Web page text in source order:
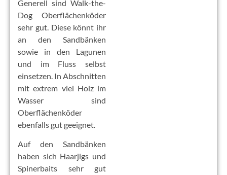
Generell sind Walk-the-
Dog Oberflächenköder
sehr gut. Diese könnt ihr
an den Sandbänken
sowie in den Lagunen
und im Fluss selbst
einsetzen. In Abschnitten
mit extrem viel Holz im
Wasser sind
Oberflächenköder
ebenfalls gut geeignet.
Auf den Sandbänken
haben sich Haarjigs und
Spinerbaits sehr gut